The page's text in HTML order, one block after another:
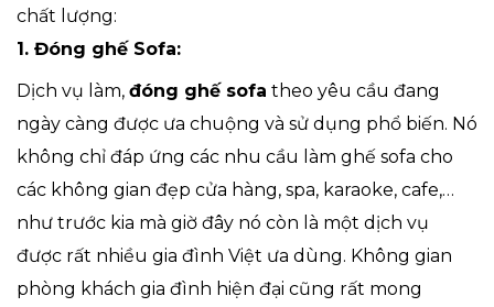
chất lượng:
1. Đóng ghế Sofa:
Dịch vụ làm, đóng ghế sofa theo yêu cầu đang
ngày càng được ưa chuộng và sử dụng phổ biến. Nó
không chỉ đáp ứng các nhu cầu làm ghế sofa cho
các không gian đẹp cửa hàng, spa, karaoke, cafe,…
như trước kia mà giờ đây nó còn là một dịch vụ
được rất nhiều gia đình Việt ưa dùng. Không gian
phòng khách gia đình hiện đại cũng rất mong